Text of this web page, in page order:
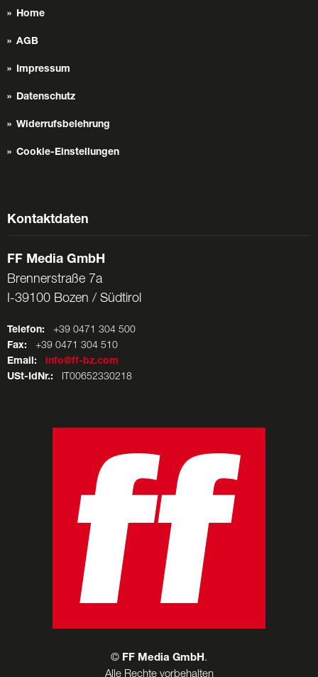
Home
AGB
Impressum
Datenschutz
Widerrufsbelehrung
Cookie-Einstellungen
Kontaktdaten
FF Media GmbH
Brennerstraße 7a
I-39100 Bozen / Südtirol
Telefon: +39 0471 304 500
Fax: +39 0471 304 510
Email:
info@ff-bz.com
USt-IdNr.: IT00652330218
© FF Media GmbH.
Alle Rechte vorbehalten